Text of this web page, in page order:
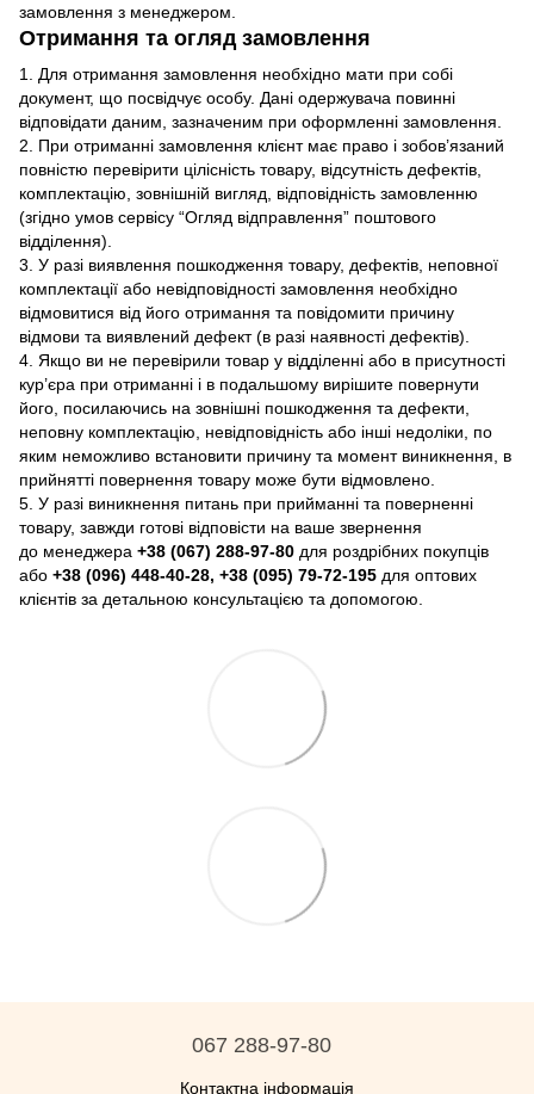
замовлення з менеджером.
Отримання та огляд замовлення
1. Для отримання замовлення необхідно мати при собі
документ, що посвідчує особу. Дані одержувача повинні
відповідати даним, зазначеним при оформленні замовлення.
2. При отриманні замовлення клієнт має право і зобов’язаний
повністю перевірити цілісність товару, відсутність дефектів,
комплектацію, зовнішній вигляд, відповідність замовленню
(згідно умов сервісу “Огляд відправлення” поштового
відділення).
3. У разі виявлення пошкодження товару, дефектів, неповної
комплектації або невідповідності замовлення необхідно
відмовитися від його отримання та повідомити причину
відмови та виявлений дефект (в разі наявності дефектів).
4. Якщо ви не перевірили товар у відділенні або в присутності
кур’єра при отриманні і в подальшому вирішите повернути
його, посилаючись на зовнішні пошкодження та дефекти,
неповну комплектацію, невідповідність або інші недоліки, по
яким неможливо встановити причину та момент виникнення, в
прийнятті повернення товару може бути відмовлено.
5. У разі виникнення питань при прийманні та поверненні
товару, завжди готові відповісти на ваше звернення
до менеджера +38 (067) 288-97-80 для роздрібних покупців
або +38 (096) 448-40-28, +38 (095) 79-72-195 для оптових
клієнтів за детальною консультацією та допомогою.
067 288-97-80
Контактна інформація